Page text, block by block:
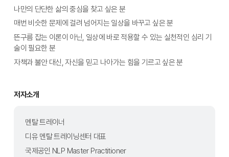
나만의 단단한 삶의 중심을 찾고 싶은 분
매번 비슷한 문제에 걸려 넘어지는 일상을 바꾸고 싶은 분
뜬구름 잡는 이론이 아닌, 일상에 바로 적용할 수 있는 실천적인 심리 기
술이 필요한 분
자책과 불안 대신, 자신을 믿고 나아가는 힘을 기르고 싶은 분
저자소개
멘탈 트레이너
디유 멘탈 트레이닝센터 대표
국제공인 NLP Master Practitioner